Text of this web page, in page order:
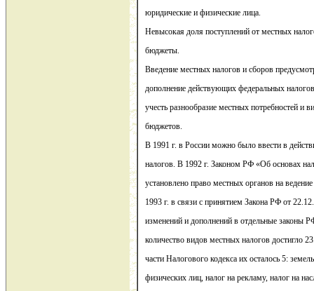
юридические и физические лица.
Невысокая доля поступлений от местных
бюджеты.
Введение местных налогов и сборов
дополнение действующих федеральных
учесть разнообразие местных потребностей и
бюджетов.
В 1991 г. в России можно было ввести в
налогов. В 1992 г. Законом РФ «Об основах
установлено право местных органов на
1993 г. в связи с принятием Закона РФ от
изменений и дополнений в отдельные законы
количество видов местных налогов достигло
части Налогового кодекса их осталось 5:
физических лиц, налог на рекламу, налог на